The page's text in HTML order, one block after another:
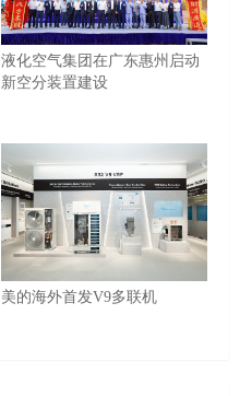
液化空气集团在广东惠州启动
新空分装置建设
美的海外首发V9多联机